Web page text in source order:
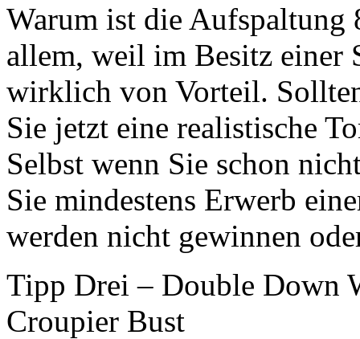
Warum ist die Aufspaltung
allem, weil im Besitz einer
wirklich von Vorteil.
Sie jetzt eine realistische
Selbst wenn Sie schon
Sie mindestens Erwerb
werden nicht gewinnen
Tipp Drei – Double Down
Croupier Bust